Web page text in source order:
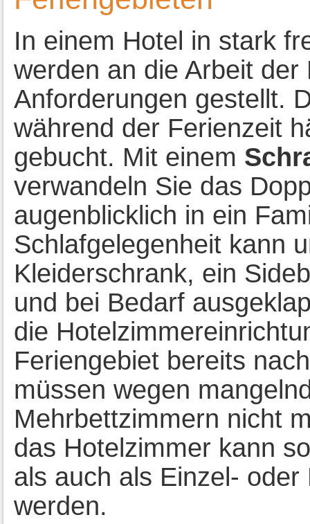
In einem Hotel in stark
werden an die Arbeit
Anforderungen gestellt.
während der Ferienzeit
gebucht. Mit einem
verwandeln Sie das
augenblicklich in ein
Schlafgelegenheit kann
Kleiderschrank, ein
und bei Bedarf
die
Feriengebiet bereits
müssen wegen
Mehrbettzimmern nicht
das Hotelzimmer kann
als auch als Einzel-
werden.